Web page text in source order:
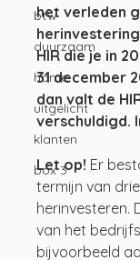
btw
duurzaam
home
uitgelicht
klanten
box 3
het verleden
HIR die je in
31 december
dan valt de
verschuldigd.
Let op! Er
termijn van
herinvesteren.
van het
bijvoorbeeld